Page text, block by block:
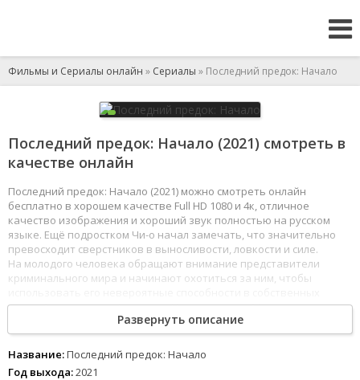
Фильмы и Сериалы онлайн » Сериалы » Последний предок: Начало
Последний предок: Начало (2021) смотреть в
качестве онлайн
Последний предок: Начало (2021) можно смотреть онлайн
бесплатно в хорошем качестве Full HD 1080 и 4к, отличное
качество изображения и хороший звук полностью на русском
языке. Ещё подростком Чи-о начал замечать, что значительно
превосходит сверстников в выносливости, ловкости и силе.
На молодого человека обращают внимание представители
криминального мира и начинают охотиться за ним, чтобы
целях. Однажды судьба сводит Чи-о с девушкой Ку-рым.
Она работает следователем в полиции и помогает парню
в раскрытии секретов его прошлого, а Чи-о помогает
ей привлечь преступников к ответственности.
Развернуть описание
Название:Последний предок: Начало
Год выхода:2021